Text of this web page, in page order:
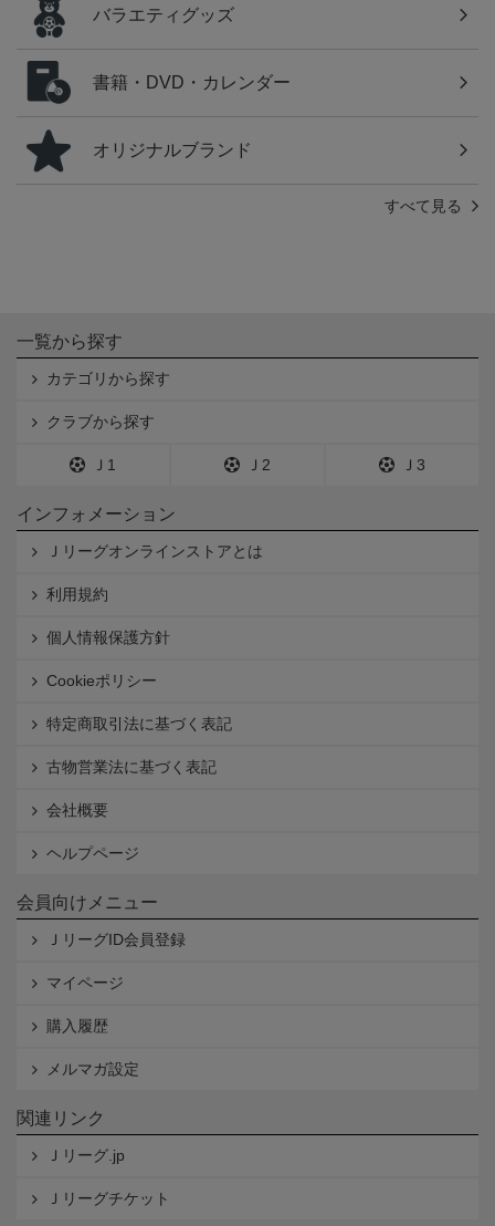
バラエティグッズ
書籍・DVD・カレンダー
オリジナルブランド
すべて見る
一覧から探す
カテゴリから探す
クラブから探す
Ｊ1 Ｊ2 Ｊ3
インフォメーション
Ｊリーグオンラインストアとは
利用規約
個人情報保護方針
Cookieポリシー
特定商取引法に基づく表記
古物営業法に基づく表記
会社概要
ヘルプページ
会員向けメニュー
ＪリーグID会員登録
マイページ
購入履歴
メルマガ設定
関連リンク
Ｊリーグ.jp
Ｊリーグチケット